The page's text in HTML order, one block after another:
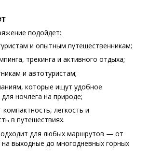
подойдет:
и опытным путешественникам;
трекинга и активного отдыха;
и автотуристам;
которые ищут удобное
ночлега на природе;
легкость и
в путешествиях.
для любых маршрутов — от
на выходные до многодневных горных